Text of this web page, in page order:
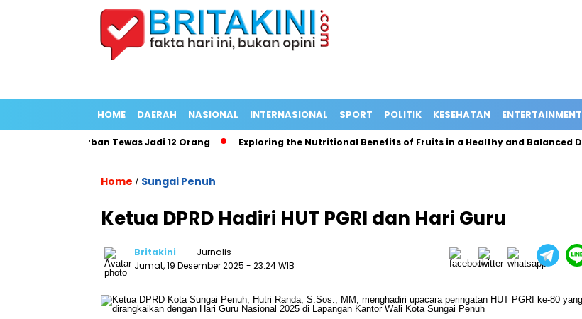
HOME DAERAH NASIONAL INTERNASIONAL SPORT POLITIK KESEHATAN ENTERTAINMENT
Panjang Korban Tewas Jadi 12 Orang Exploring the Nutritional Benefits of Fruits in a Healthy and Balanced Diet
Home / Sungai Penuh
Ketua DPRD Hadiri HUT PGRI dan Hari Guru
Britakini
- Jurnalis
Jumat, 19 Desember 2025 - 23:24 WIB